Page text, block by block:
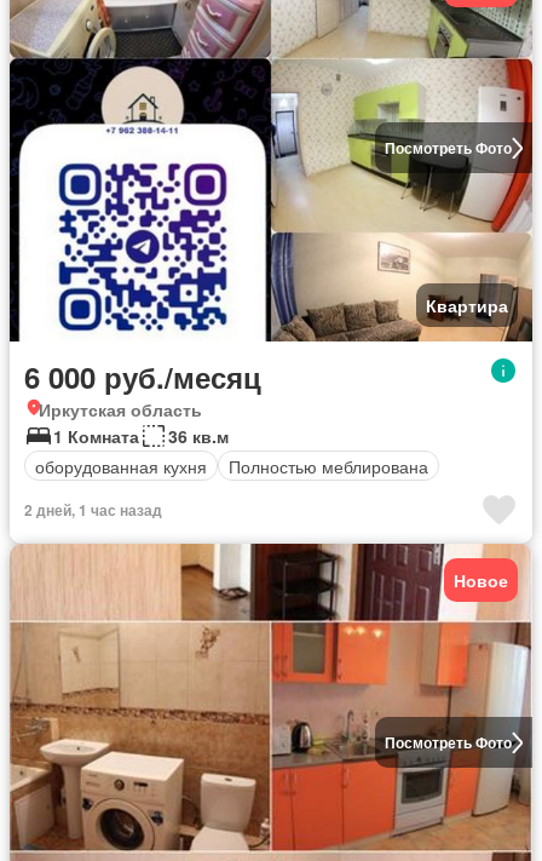
Посмотреть Фото
Квартира
6 000 руб./месяц
Иркутская область
1 Комната
36 кв.м
оборудованная кухня
Полностью меблирована
2 дней, 1 час назад
Посмотреть Фото
Новое